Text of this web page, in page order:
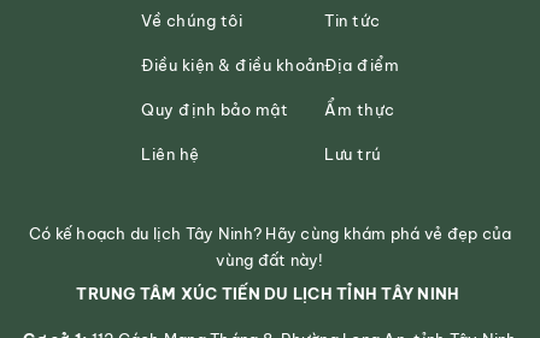
Hương Vàm Cỏ - Điểm checkin mới
dịp Tết Quý Mão I LONG AN TV
DẤU ẤN NỀN VĂN HÓA ÓC EO CỔ ĐẠI
DI TÍCH ĐỒNG KHỞI TUA HAI
Về chúng tôi
Điều kiện & điều khoản
Quy định bảo mật
Liên hệ
Tin tức
Địa điểm
Ẩm thực
Lưu trú
Có kế hoạch du lịch Tây Ninh? Hãy cùng khám phá vẻ đẹp của
vùng đất này!
TRUNG TÂM XÚC TIẾN DU LỊCH TỈNH TÂY NINH